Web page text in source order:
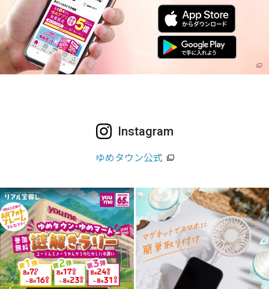
Instagram
ゆめタウン公式